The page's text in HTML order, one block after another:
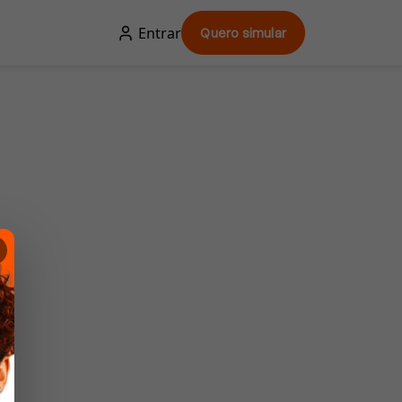
Entrar Quero simular